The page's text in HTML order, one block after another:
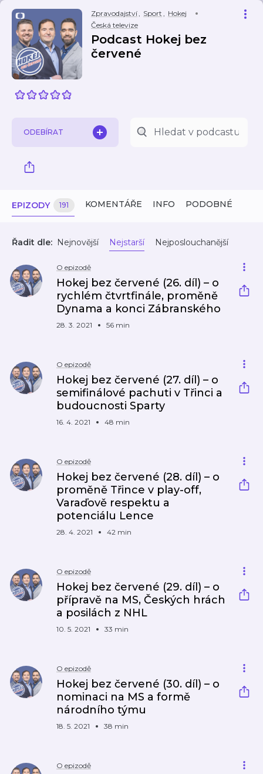
Zpravodajství, Sport , Hokej
Česká televize
Podcast Hokej bez
červené
ODEBÍRAT
EPIZODY 191 KOMENTÁŘE INFO PODOBNÉ
Řadit dle: Nejnovější Nejstarší Nejposlouchanější
O epizodě
Hokej bez červené (26. díl) – o
rychlém čtvrtfinále, proměně
Dynama a konci Zábranského
28. 3. 2021 56 min
O epizodě
Hokej bez červené (27. díl) – o
semifinálové pachuti v Třinci a
budoucnosti Sparty
16. 4. 2021 48 min
O epizodě
Hokej bez červené (28. díl) – o
proměně Třince v play-off,
Varaďově respektu a
potenciálu Lence
28. 4. 2021 42 min
O epizodě
Hokej bez červené (29. díl) – o
přípravě na MS, Českých hrách
a posilách z NHL
10. 5. 2021 33 min
O epizodě
Hokej bez červené (30. díl) – o
nominaci na MS a formě
národního týmu
18. 5. 2021 38 min
O epizodě